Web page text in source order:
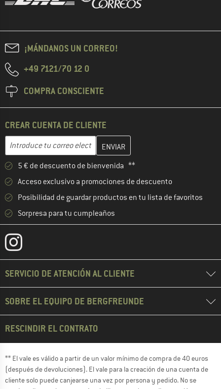
¡MÁNDANOS UN CORREO!
+49 7121/70 12 0
COMPRA CONSCIENTE
CREAR CUENTA DE CLIENTE
Dirección de correo electrónico
Introduce aquí tu dirección de correo electrónico y crea tu
5 € de descuento de bienvenida **
Acceso exclusivo a promociones de descuento
Posibilidad de guardar productos en tu lista de favoritos
Sorpresa para tu cumpleaños
SERVICIO DE ATENCIÓN AL CLIENTE
SOBRE EL EQUIPO DE BERGFREUNDE
RESCINDIR EL CONTRATO
** El vale es válido a partir de un valor mínimo de compra de 40 euros
(después de devoluciones). El vale para la creación de una cuenta de
cliente solo puede canjearse una vez por persona y pedido. No se